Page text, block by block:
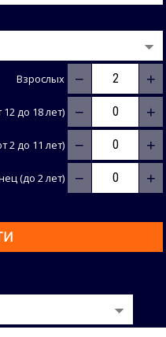
Взрослых − +
до 18 лет) − +
2 до 11 лет) − +
(до 2 лет) − +